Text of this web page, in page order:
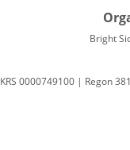
Bright
KRS 0000749100 | Regon